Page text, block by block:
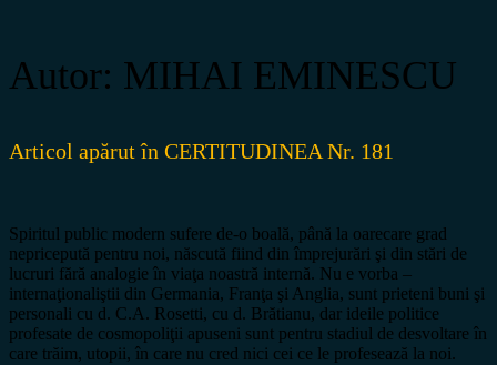
Autor: MIHAI EMINESCU
Articol apărut în CERTITUDINEA Nr. 181
Spiritul public modern sufere de-o boală, până la oarecare grad
nepricepută pentru noi, născută fiind din împrejurări şi din stări de
lucruri fără analogie în viaţa noastră internă. Nu e vorba –
internaţionaliştii din Germania, Franţa şi Anglia, sunt prieteni buni şi
personali cu d. C.A. Rosetti, cu d. Brătianu, dar ideile politice
profesate de cosmopoliţii apuseni sunt pentru stadiul de desvoltare în
care trăim, utopii, în care nu cred nici cei ce le profesează la noi.